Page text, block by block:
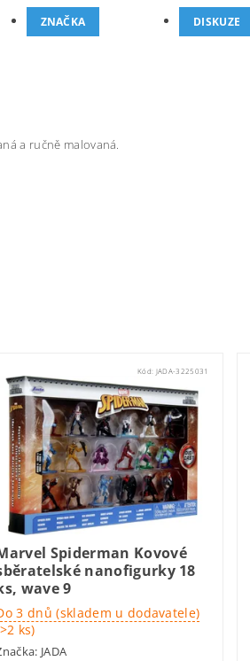
ZNAČKA DISKUZE
a ručně malovaná.
Kód: JADA-3225031
Spiderman Kovové
nanofigurky 18
wave 9
3 dnů (skladem u dodavatele)
ks)
JADA